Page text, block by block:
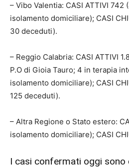
– Vibo Valentia: CASI ATTIVI
isolamento domiciliare); CASI
30 deceduti).
– Reggio Calabria: CASI ATTIVI
P.O di Gioia Tauro; 4 in terapia
isolamento domiciliare); CASI
125 deceduti).
– Altra Regione o Stato estero:
isolamento domiciliare); CASI
I casi confermati oggi sono